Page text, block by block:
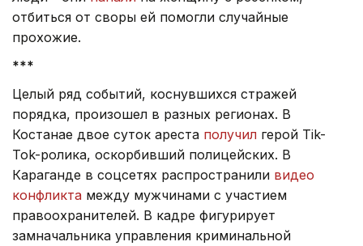
отбиться от своры ей помогли случайные
прохожие.
***
Целый ряд событий, коснувшихся стражей
порядка, произошел в разных регионах. В
Костанае двое суток ареста получил герой Tik-
Tok-ролика, оскорбивший полицейских. В
Караганде в соцсетях распространили видео
конфликта между мужчинами с участием
правоохранителей. В кадре фигурирует
замначальника управления криминальной